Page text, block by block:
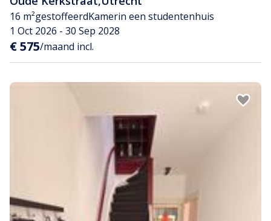
16 m²gestoffeerdKamerin een studentenhuis
1 Oct 2026 - 30 Sep 2028
€ 575/maand incl.